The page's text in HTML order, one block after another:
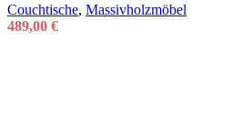
Couchtische, Massivholzmöbel
489,00 €